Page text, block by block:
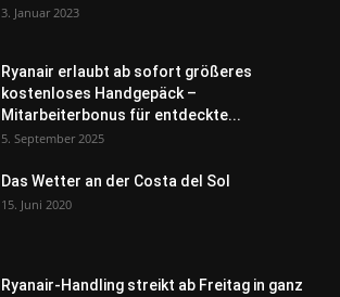
3. Januar 2023
Ryanair erlaubt ab sofort größeres
kostenloses Handgepäck –
Mitarbeiterbonus für entdeckte...
5. September 2025
Das Wetter an der Costa del Sol
15. Juni 2020
Ryanair-Handling streikt ab Freitag in ganz